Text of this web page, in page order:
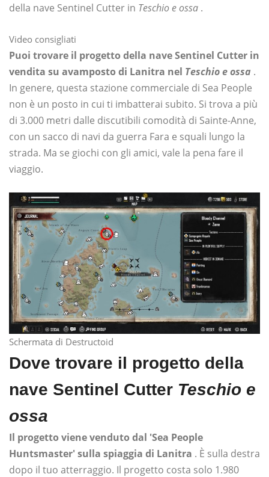
della nave Sentinel Cutter in Teschio e ossa .
Video consigliati
Puoi trovare il progetto della nave Sentinel Cutter in
vendita su avamposto di Lanitra nel Teschio e ossa .
In genere, questa stazione commerciale di Sea People
non è un posto in cui ti imbatterai subito. Si trova a più
di 3.000 metri dalle discutibili comodità di Sainte-Anne,
con un sacco di navi da guerra Fara e squali lungo la
strada. Ma se giochi con gli amici, vale la pena fare il
viaggio.
Schermata di Destructoid
Dove trovare il progetto della
nave Sentinel Cutter Teschio e
ossa
Il progetto viene venduto dal 'Sea People
Huntsmaster' sulla spiaggia di Lanitra . È sulla destra
dopo il tuo atterraggio. Il progetto costa solo 1.980